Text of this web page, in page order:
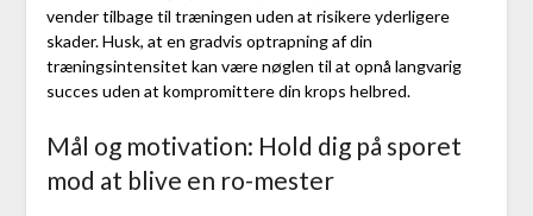
vender tilbage til træningen uden at risikere yderligere
skader. Husk, at en gradvis optrapning af din
træningsintensitet kan være nøglen til at opnå langvarig
succes uden at kompromittere din krops helbred.
Mål og motivation: Hold dig på sporet
mod at blive en ro-mester